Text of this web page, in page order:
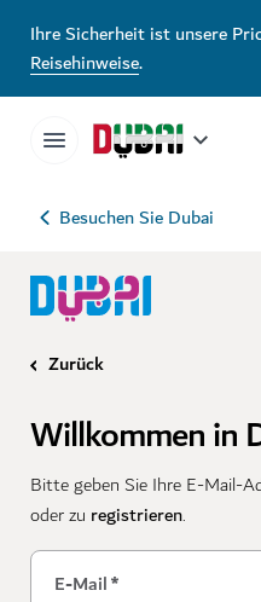
Ihre Sicherheit ist unsere
Reisehinweise.
Besuchen Sie Dubai
Zurück
Willkommen in
Bitte geben Sie Ihre E-Mail-
oder zu registrieren.
E-Mail*